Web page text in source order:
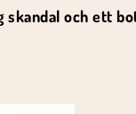
och ett